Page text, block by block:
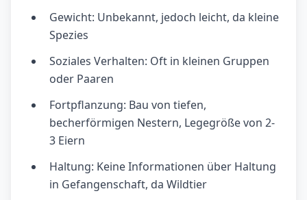
Gewicht: Unbekannt, jedoch leicht, da kleine
Spezies
Soziales Verhalten: Oft in kleinen Gruppen
oder Paaren
Fortpflanzung: Bau von tiefen,
becherförmigen Nestern, Legegröße von 2-
3 Eiern
Haltung: Keine Informationen über Haltung
in Gefangenschaft, da Wildtier